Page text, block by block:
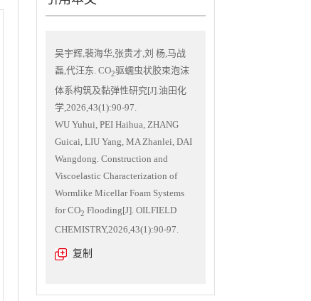
吴宇辉,裴海华,张贵才,刘 杨,马战
磊,代汪东. CO2驱蠕虫状胶束泡沫
体系构筑及黏弹性研究[J].油田化
学,2026,43(1):90-97.
WU Yuhui, PEI Haihua, ZHANG
Guicai, LIU Yang, MA Zhanlei, DAI
Wangdong. Construction and
Viscoelastic Characterization of
Wormlike Micellar Foam Systems
for CO2 Flooding[J]. OILFIELD
CHEMISTRY,2026,43(1):90-97.
复制